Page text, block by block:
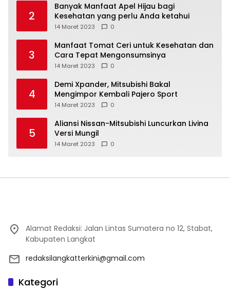
2
Banyak Manfaat Apel Hijau bagi
Kesehatan yang perlu Anda ketahui
14 Maret 2023 0
3
Manfaat Tomat Ceri untuk Kesehatan dan
Cara Tepat Mengonsumsinya
14 Maret 2023 0
4
Demi Xpander, Mitsubishi Bakal
Mengimpor Kembali Pajero Sport
14 Maret 2023 0
5
Aliansi Nissan-Mitsubishi Luncurkan Livina
Versi Mungil
14 Maret 2023 0
Alamat Redaksi: Jalan Lintas Sumatera no 12, Stabat,
Kabupaten Langkat
redaksilangkatterkini@gmail.com
Kategori